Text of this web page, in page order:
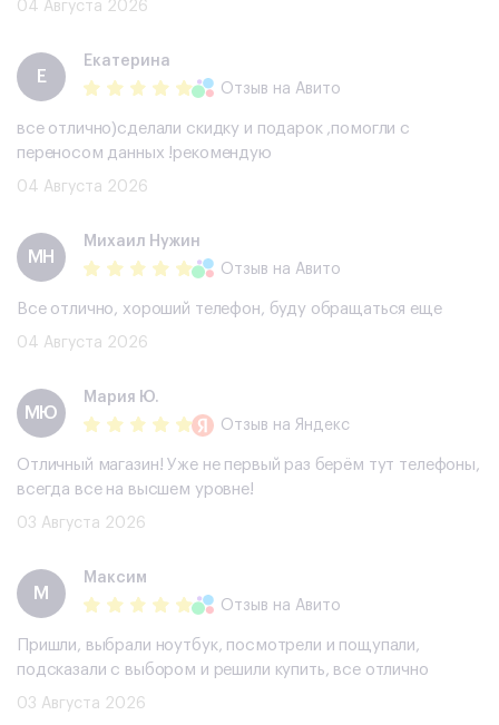
04 Августа 2026
Е
Екатерина
Отзыв на Авито
все отлично)сделали скидку и подарок ,помогли с
переносом данных !рекомендую
04 Августа 2026
МН
Михаил Нужин
Отзыв на Авито
Все отлично, хороший телефон, буду обращаться еще
04 Августа 2026
МЮ
Мария Ю.
Отзыв на Яндекс
Отличный магазин! Уже не первый раз берём тут телефоны,
всегда все на высшем уровне!
03 Августа 2026
М
Максим
Отзыв на Авито
Пришли, выбрали ноутбук, посмотрели и пощупали,
подсказали с выбором и решили купить, все отлично
03 Августа 2026